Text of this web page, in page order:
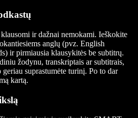
ir dažnai nemokami. Ieškokite
anglų (pvz. English
ir pirmiausia klausykitės be subtitrų.
žodynu, transkriptais ar subtitrais,
suprastumėte turinį. Po to dar
kartą.